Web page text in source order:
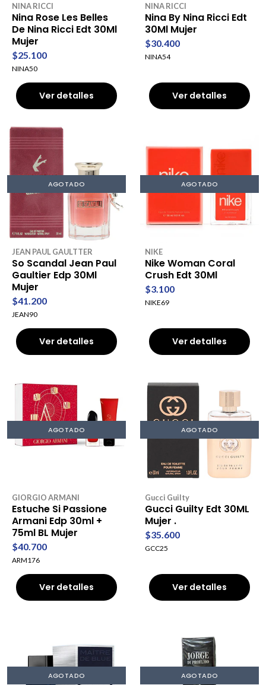
NINA RICCI
Nina Rose Les Belles
De Nina Ricci Edt 30Ml
Mujer
$25.100
NINA50
Ver detalles
NINA RICCI
Nina By Nina Ricci Edt
30Ml Mujer
$30.400
NINA54
Ver detalles
AGOTADO
JEAN PAUL GAULTTER
So Scandal Jean Paul
Gaultier Edp 30Ml
Mujer
$41.200
JEAN90
Ver detalles
AGOTADO
NIKE
Nike Woman Coral
Crush Edt 30Ml
$3.100
NIKE69
Ver detalles
AGOTADO
GIORGIO ARMANI
Estuche Si Passione
Armani Edp 30ml +
75ml BL Mujer
$40.700
ARM176
Ver detalles
AGOTADO
Gucci Guilty
Gucci Guilty Edt 30ML
Mujer .
$35.600
GCC25
Ver detalles
AGOTADO AGOTADO